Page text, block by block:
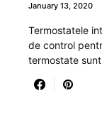
January 13, 2020
Termostatele
de control
termostate